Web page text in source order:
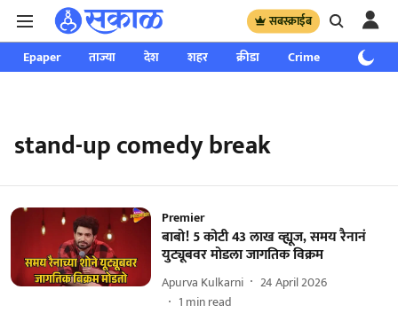
सबस्क्राईब
Epaper ताज्या देश शहर क्रीडा Crime साप्ताहिक
stand-up comedy break
Premier
बाबो! 5 कोटी 43 लाख व्ह्यूज, समय रैनानं
युट्यूबवर मोडला जागतिक विक्रम
Apurva Kulkarni
24 April 2026
1 min read